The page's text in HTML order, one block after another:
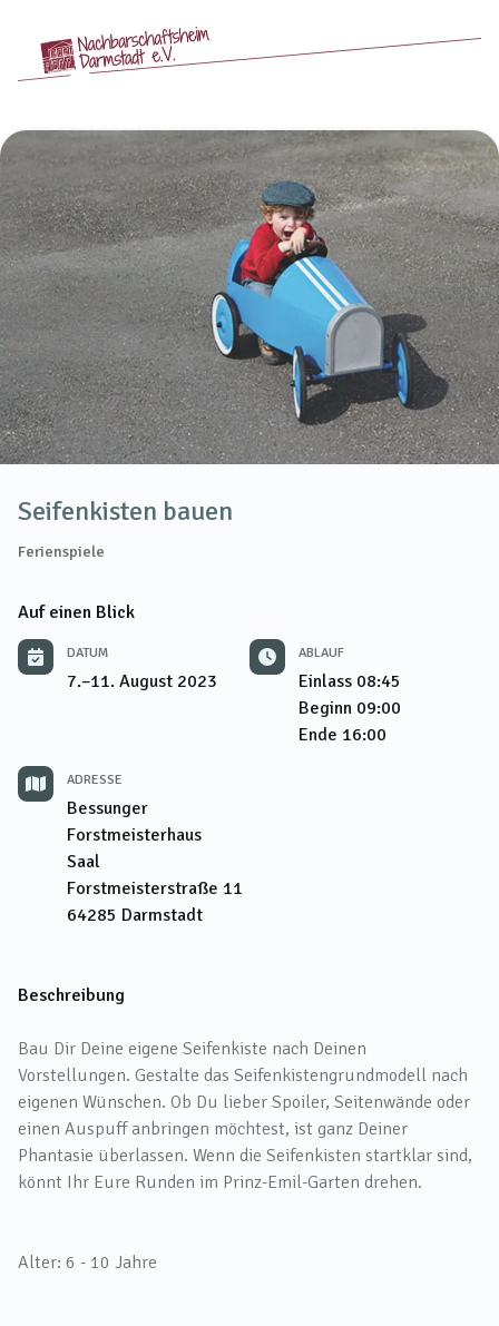
Seifenkisten bauen
Ferienspiele
Auf einen Blick
DATUM
7.–11. August 2023
ABLAUF
Einlass 08:45
Beginn 09:00
Ende 16:00
ADRESSE
Bessunger
Forstmeisterhaus
Saal
Forstmeisterstraße 11
64285 Darmstadt
Beschreibung
Bau Dir Deine eigene Seifenkiste nach Deinen
Vorstellungen. Gestalte das Seifenkistengrundmodell nach
eigenen Wünschen. Ob Du lieber Spoiler, Seitenwände oder
einen Auspuff anbringen möchtest, ist ganz Deiner
Phantasie überlassen. Wenn die Seifenkisten startklar sind,
könnt Ihr Eure Runden im Prinz-Emil-Garten drehen.
Alter: 6 - 10 Jahre